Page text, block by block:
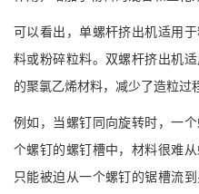
可以看出，单螺杆挤出机适用
料或粉碎粒料。双螺杆挤出机
的聚氯乙烯材料，减少了造粒过
例如，当螺钉同向旋转时，一
个螺钉的螺钉槽中，材料很难
只能被迫从一个螺钉的锯槽流